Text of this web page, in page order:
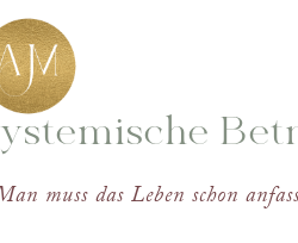
muss das Leben schon